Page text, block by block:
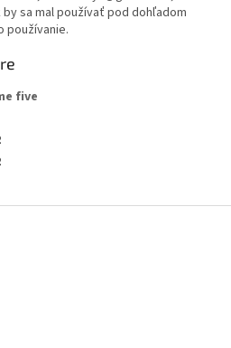
sa mal používať pod dohľadom
používanie.
five